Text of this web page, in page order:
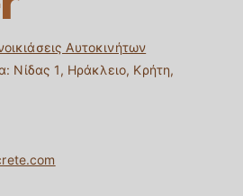
Αυτοκινήτων
Νίδας 1, Ηράκλειο, Κρήτη,